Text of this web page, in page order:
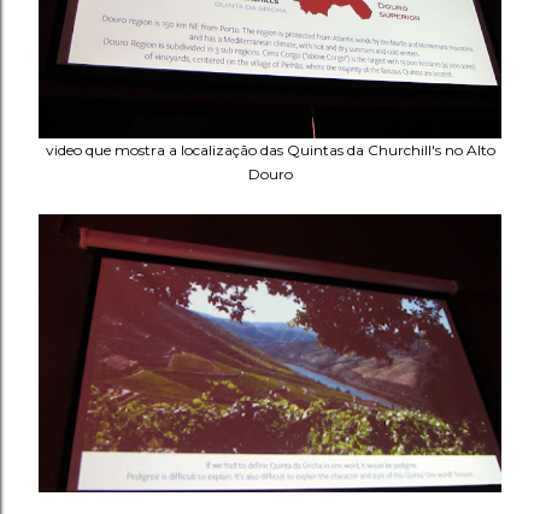
video que mostra a localização das Quintas da Churchill's no Alto
Douro